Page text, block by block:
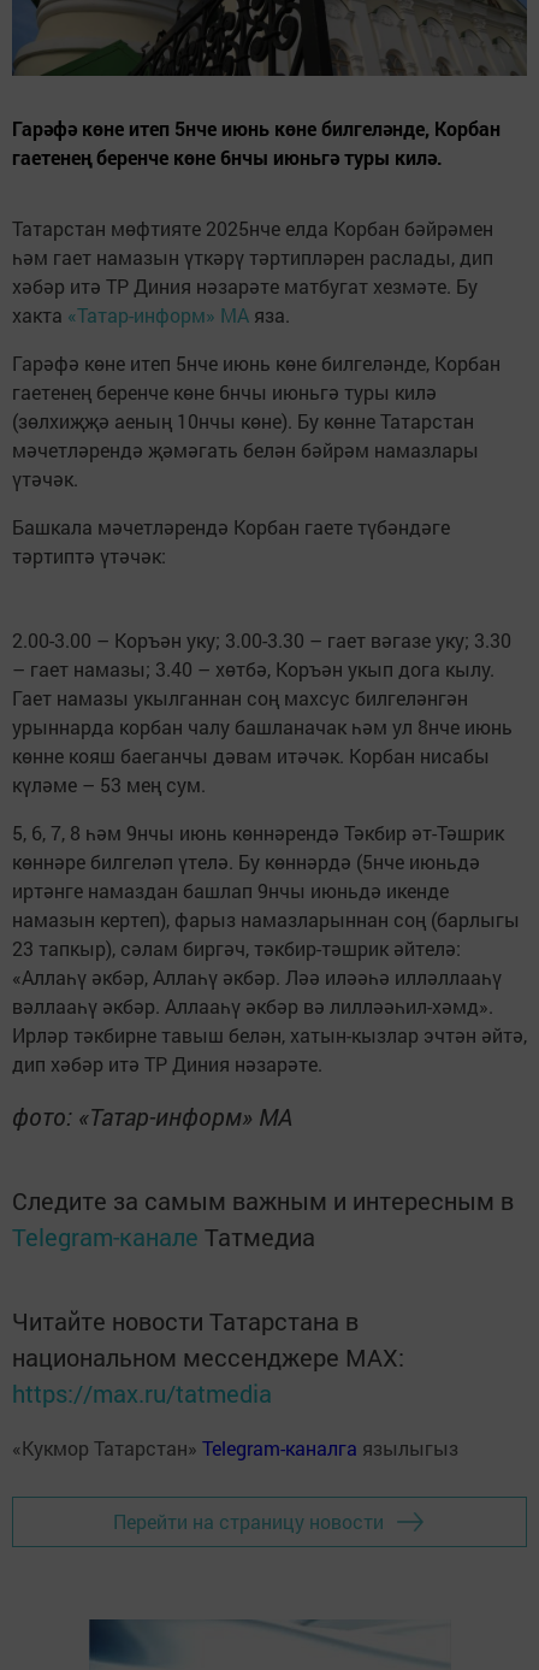
Гарәфә көне итеп 5нче июнь көне билгеләнде, Корбан
гаетенең беренче көне 6нчы июньгә туры килә.
Татарстан мөфтияте 2025нче елда Корбан бәйрәмен
һәм гает намазын үткәрү тәртипләрен раслады, дип
хәбәр итә ТР Диния нәзарәте матбугат хезмәте. Бу
хакта «Татар-информ» МА яза.
Гарәфә көне итеп 5нче июнь көне билгеләнде, Корбан
гаетенең беренче көне 6нчы июньгә туры килә
(зөлхиҗҗә аеның 10нчы көне). Бу көнне Татарстан
мәчетләрендә җәмәгать белән бәйрәм намазлары
үтәчәк.
Башкала мәчетләрендә Корбан гаете түбәндәге
тәртиптә үтәчәк:
2.00-3.00 – Коръән уку; 3.00-3.30 – гает вәгазе уку; 3.30
– гает намазы; 3.40 – хөтбә, Коръән укып дога кылу.
Гает намазы укылганнан соң махсус билгеләнгән
урыннарда корбан чалу башланачак һәм ул 8нче июнь
көнне кояш баеганчы дәвам итәчәк. Корбан нисабы
күләме – 53 мең сум.
5, 6, 7, 8 һәм 9нчы июнь көннәрендә Тәкбир әт-Тәшрик
көннәре билгеләп үтелә. Бу көннәрдә (5нче июньдә
иртәнге намаздан башлап 9нчы июньдә икенде
намазын кертеп), фарыз намазларыннан соң (барлыгы
23 тапкыр), сәлам биргәч, тәкбир-тәшрик әйтелә:
«Аллаһү әкбәр, Аллаһү әкбәр. Ләә иләәһә илләллааһү
вәллааһү әкбәр. Аллааһү әкбәр вә лилләәһил-хәмд».
Ирләр тәкбирне тавыш белән, хатын-кызлар эчтән әйтә,
дип хәбәр итә ТР Диния нәзарәте.
фото: «Татар-информ» МА
Следите за самым важным и интересным в
Telegram-канале Татмедиа
Читайте новости Татарстана в
национальном мессенджере MАХ:
https://max.ru/tatmedia
«Кукмор Татарстан» Telegram-каналга язылыгыз
Перейти на страницу новости